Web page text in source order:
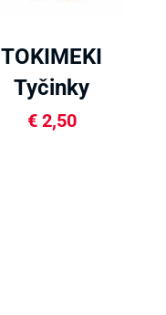
TOKIMEKI
Tyčinky
čokoládové
€2,50